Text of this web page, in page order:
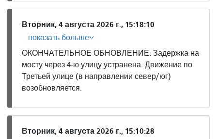
Вторник, 4 августа 2026 г., 15:18:10
показать больше
ОКОНЧАТЕЛЬНОЕ ОБНОВЛЕНИЕ: Задержка на
мосту через 4-ю улицу устранена. Движение по
Третьей улице (в направлении север/юг)
возобновляется.
Вторник, 4 августа 2026 г., 15:10:28